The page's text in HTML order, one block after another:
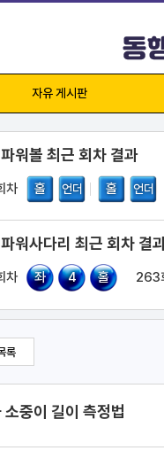
자유 게시판
워볼 최근 회차 결과
차 홀 언더 홀 언더
워사다리 최근 회차 결
차 좌 4 홀 263
록
소중이 길이 측정법